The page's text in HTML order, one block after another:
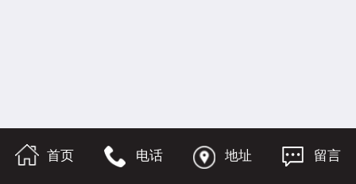
首页 电话 地址 留言